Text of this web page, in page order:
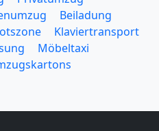
Beiladung
Klaviertransport
Möbeltaxi